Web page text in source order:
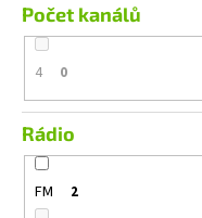
Počet kanálů
4 0
Rádio
FM 2